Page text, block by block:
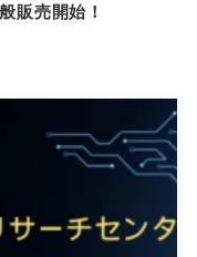
販売開始！